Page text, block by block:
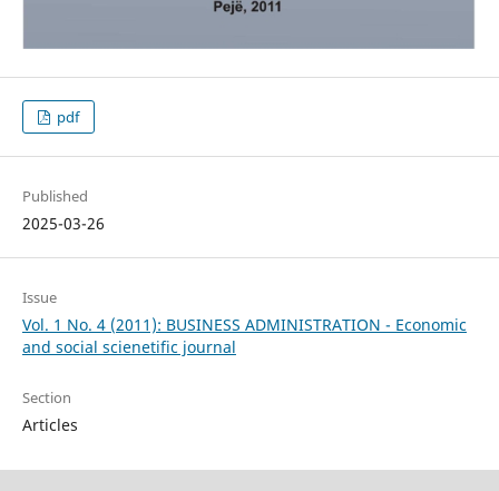
pdf
Published
2025-03-26
Issue
Vol. 1 No. 4 (2011): BUSINESS ADMINISTRATION - Economic
and social scienetific journal
Section
Articles